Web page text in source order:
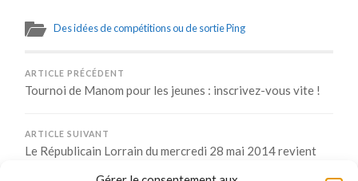
Des idées de compétitions ou de sortie Ping
ARTICLE PRÉCÉDENT
Tournoi de Manom pour les jeunes : inscrivez-vous vite !
ARTICLE SUIVANT
Le Républicain Lorrain du mercredi 28 mai 2014 revient